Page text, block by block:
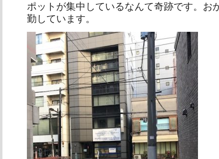
ポットが集中しているなんて奇跡です。お
勤しています。